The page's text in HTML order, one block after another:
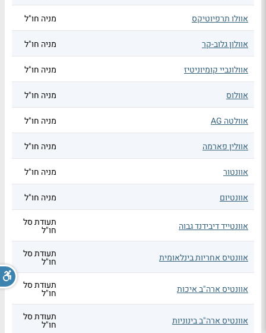
אוולו תרפיוטיקס מניה חו"ל
אוולון גלוב-קר מניה חו"ל
אוולונביי קומיוניטיז מניה חו"ל
אוולוס מניה חו"ל
אוולטה AG מניה חו"ל
אוולין פארמה מניה חו"ל
אוונטור מניה חו"ל
אוונטיום מניה חו"ל
אוונטייד דיבידנד גבוה תעודת סל
חו"ל
אוונטיס אחריות בינלאומית תעודת סל
חו"ל
אוונטיס ארה"ב איכות תעודת סל
חו"ל
אוונטיס ארה"ב בינוניות תעודת סל
חו"ל